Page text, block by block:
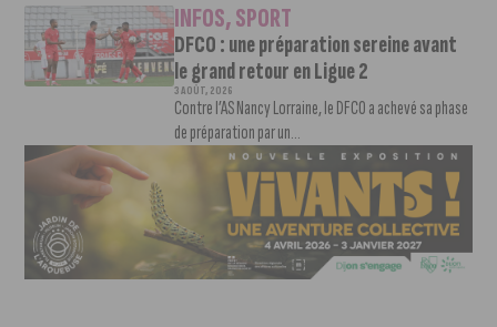
INFOS,SPORT
DFCO : une préparation sereine avant
le grand retour en Ligue 2
3 AOÛT, 2026
Contre l’AS Nancy Lorraine, le DFCO a achevé sa phase
de préparation par un...